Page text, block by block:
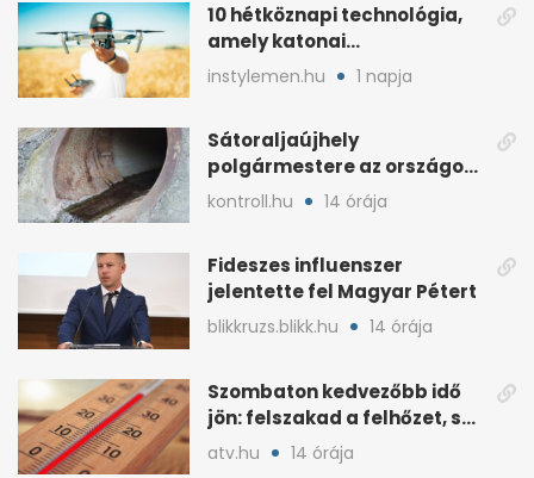
10 hétköznapi technológia,
amely katonai
fejlesztésként indult
instylemen.hu 1 napja
Sátoraljaújhely
polgármestere az országos
hír miatt támadt
kontroll.hu 14 órája
Fideszes influenszer
jelentette fel Magyar Pétert
blikkruzs.blikk.hu 14 órája
Szombaton kedvezőbb idő
jön: felszakad a felhőzet, sok
napsütéssel
atv.hu 14 órája